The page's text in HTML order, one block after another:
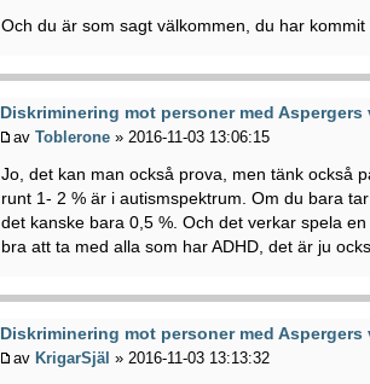
Och du är som sagt välkommen, du har
Diskriminering mot personer med Aspergers
avToblerone » 2016-11-03 13:06:15
Jo, det kan man också prova, men tänk också
runt 1- 2 % är i autismspektrum. Om du bara
det kanske bara 0,5 %. Och det verkar spela
bra att ta med alla som har ADHD, det är ju
Diskriminering mot personer med Aspergers
av KrigarSjäl » 2016-11-03 13:13:32